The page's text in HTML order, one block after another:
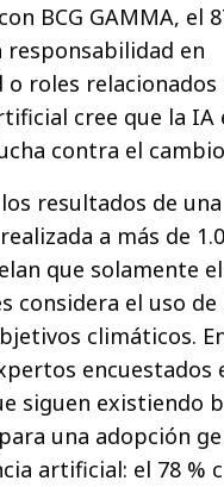
BCG GAMMA, el
responsabilidad en
roles relacionados
cree que la IA
contra el
resultados de una
a más de
que solamente
considera el uso
climáticos.
encuestados
siguen existiendo
una adopción
artificial: el 78 %